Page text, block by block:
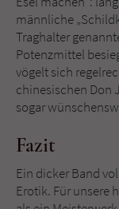
männliche
Traghalter
Potenzmittel
vögelt sich
chinesischen Don
sogar
Fazit
Ein dicker Band
Erotik. Für unsere